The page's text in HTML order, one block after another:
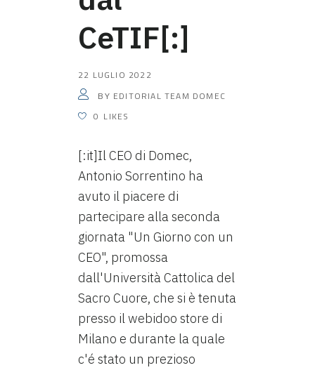
CeTIF[:]
22 LUGLIO 2022
BY EDITORIAL TEAM DOMEC
0 LIKES
[:it]Il CEO di Domec,
Antonio Sorrentino ha
avuto il piacere di
partecipare alla seconda
giornata "Un Giorno con un
CEO", promossa
dall'Università Cattolica del
Sacro Cuore, che si è tenuta
presso il webidoo store di
Milano e durante la quale
c'é stato un prezioso